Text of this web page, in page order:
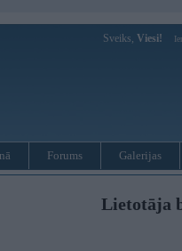
Sveiks, Viesi!
Forums Galerijas
Lietotāja